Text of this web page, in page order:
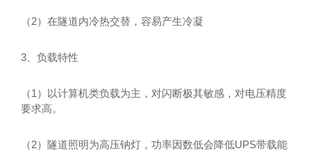
（2）在隧道内冷热交替，容易产生冷凝
3、负载特性
（1）以计算机类负载为主，对闪断极其敏感，对电压精度
要求高。
（2）隧道照明为高压钠灯，功率因数低会降低UPS带载能